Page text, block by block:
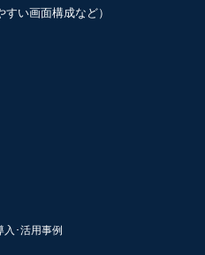
すい画面構成など）
入･活用事例